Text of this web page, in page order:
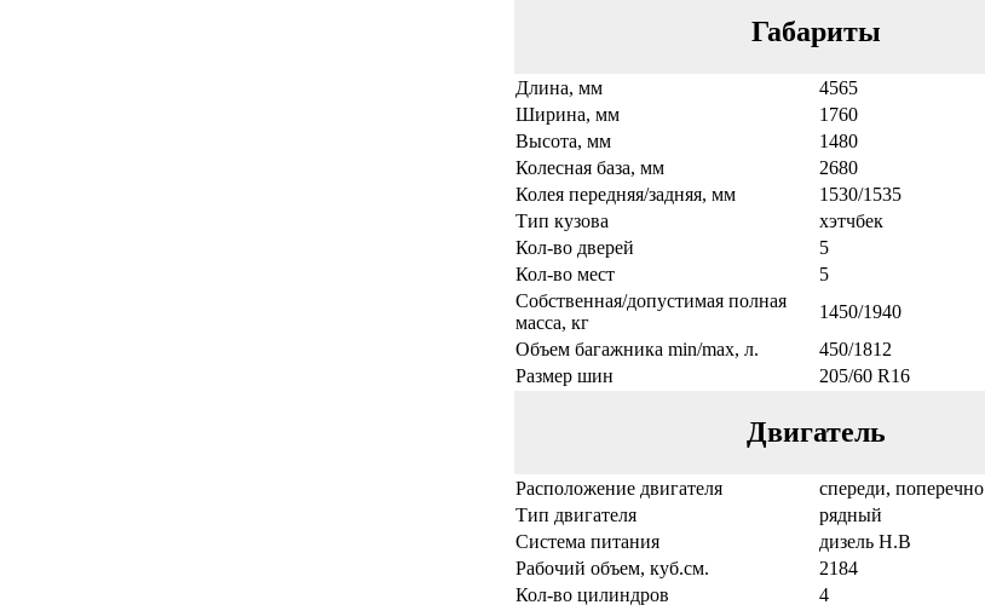
Габариты
Длина, мм
4565
Ширина, мм
1760
Высота, мм
1480
Колесная база, мм
2680
Колея передняя/задняя, мм
1530/1535
Тип кузова
хэтчбек
Кол-во дверей
5
Кол-во мест
5
Собственная/допустимая полная
масса, кг
1450/1940
Объем багажника min/max, л.
450/1812
Размер шин
205/60 R16
Двигатель
Расположение двигателя
спереди, поперечно
Тип двигателя
рядный
Система питания
дизель Н.В
Рабочий объем, куб.см.
2184
Кол-во цилиндров
4